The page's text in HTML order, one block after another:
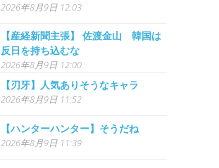
2026年8月9日 12:03
【産経新聞主張】 佐渡金山 韓国は
反日を持ち込むな
2026年8月9日 12:00
【刃牙】人気ありそうなキャラ
2026年8月9日 11:52
【ハンターハンター】そうだね
2026年8月9日 11:39